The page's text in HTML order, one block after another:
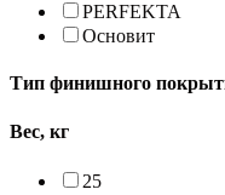
PERFEKTA
Основит
Тип финишного
Вес, кг
25